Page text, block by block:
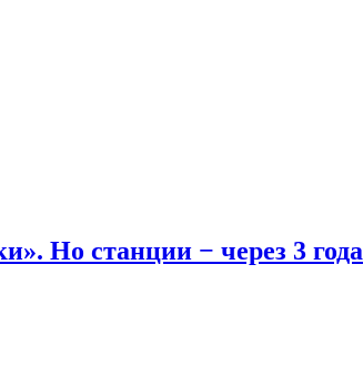
Но станции − через 3 года